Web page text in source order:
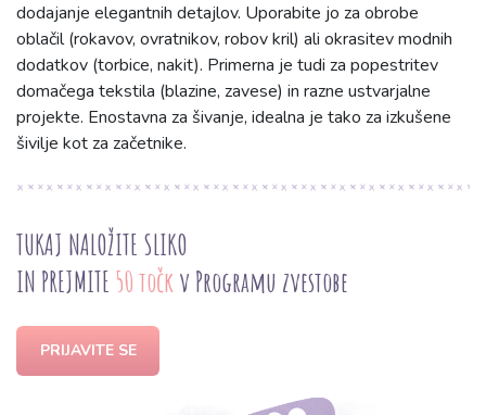
dodajanje elegantnih detajlov. Uporabite jo za obrobe
oblačil (rokavov, ovratnikov, robov kril) ali okrasitev modnih
dodatkov (torbice, nakit). Primerna je tudi za popestritev
domačega tekstila (blazine, zavese) in razne ustvarjalne
projekte. Enostavna za šivanje, idealna je tako za izkušene
šivilje kot za začetnike.
TUKAJ NALOŽITE SLIKO
IN PREJMITE 50 točk v Programu zvestobe
PRIJAVITE SE